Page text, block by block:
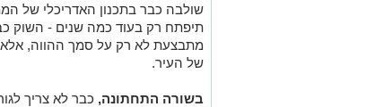
שולבה כבר בתכנון האדריכלי של
תיפתח רק בעוד כמה שנים - השוק
מתבצעת לא רק על סמך ההווה,
של העיר.
בשורה התחתונה, כבר לא צריך